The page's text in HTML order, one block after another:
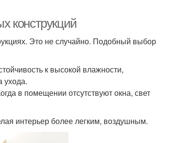
конструкций
Это не случайно. Подобный выбор
к высокой влажности,
ухода.
в помещении отсутствуют окна, свет
интерьер более легким, воздушным.